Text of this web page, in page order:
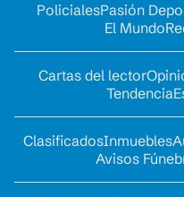
PolicialesPasión
El Mundo
Cartas del lector
Tendencia
ClasificadosInmuebles
Avisos